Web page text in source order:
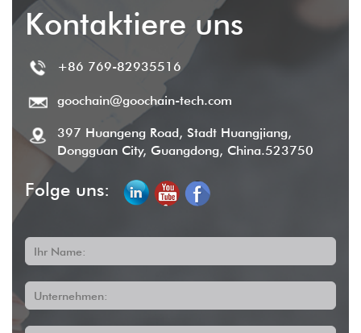
Kontaktiere uns
+86 769-82935516
goochain@goochain-tech.com
397 Huangeng Road, Stadt Huangjiang,
Dongguan City, Guangdong, China.523750
Folge uns:
Ihr Name:
Unternehmen: